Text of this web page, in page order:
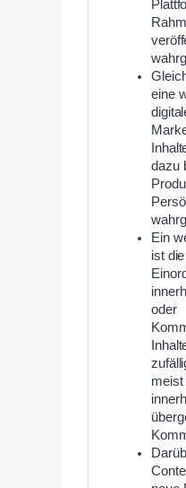
eine
dazu
Ein
ist
oder
meist